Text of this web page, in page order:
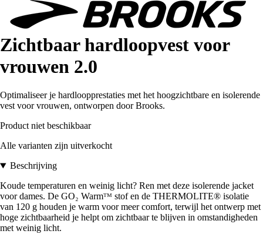
Zichtbaar hardloopvest voor
vrouwen 2.0
Optimaliseer je hardloopprestaties met het hoogzichtbare en isolerende
vest voor vrouwen, ontworpen door Brooks.
Product niet beschikbaar
Alle varianten zijn uitverkocht
Beschrijving
Koude temperaturen en weinig licht? Ren met deze isolerende jacket
voor dames. De GO₂ Warmᵀᴹ stof en de THERMOLITE® isolatie
van 120 g houden je warm voor meer comfort, terwijl het ontwerp met
hoge zichtbaarheid je helpt om zichtbaar te blijven in omstandigheden
met weinig licht.